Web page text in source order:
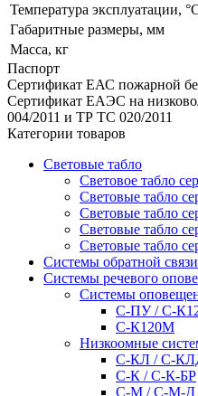
Температура эксплуатации,
Габаритные размеры, мм
Масса, кг
Паспорт
Сертификат ЕАС пожарной
Сертификат ЕАЭС на
004/2011 и ТР ТС 020/2011
Категории товаров
Световые табло
Световое табло
Световые табло
Световые табло
Световые табло
Световые табло
Системы обратной связи
Системы речевого
Системы
С-ПУ / С-
С-К120М
Низкоомные
С-КЛ / С-
С-К / С-К-БР
С-М / С-М-Д